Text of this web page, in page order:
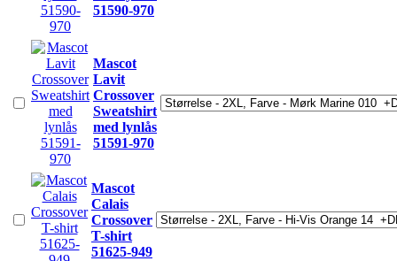
51590-970
Mascot
Lavit
Crossover
Sweatshirt
med lynlås
51591-970
Mascot
Calais
Crossover
T-shirt
51625-949